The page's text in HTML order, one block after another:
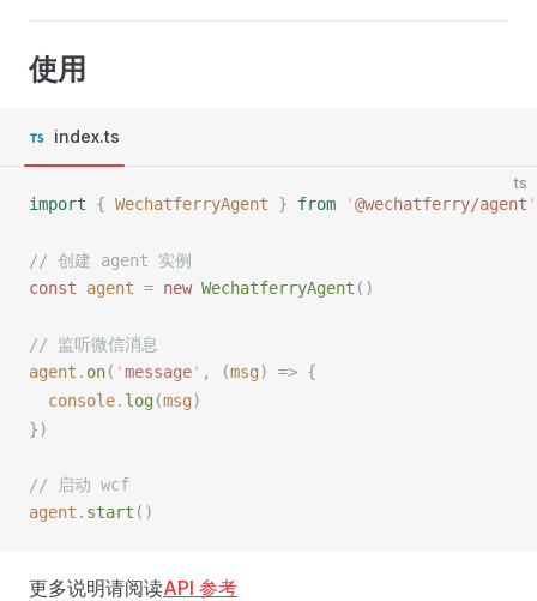
使用
index.ts
ts
import { WechatferryAgent } from '@wechatferry/agent '
// 创建 agent 实例
const agent = new WechatferryAgent ()
// 监听微信消息
agent . on( 'message' , (msg) => {
console. log(msg)
})
// 启动 wcf
agent . start ()
更多说明请阅读API 参考